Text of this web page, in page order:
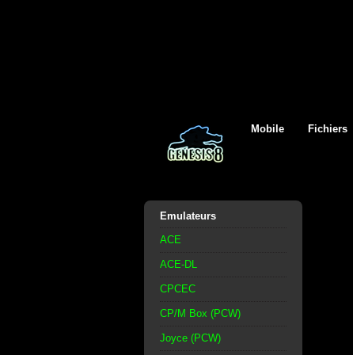
Mobile Fichiers
Emulateurs
ACE
ACE-DL
CPCEC
CP/M Box (PCW)
Joyce (PCW)